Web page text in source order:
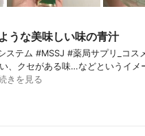
うな美味しい味の青汁
ステム #MSSJ #薬局サプリ_コス
、クセがある味…などというイメ
きを見る